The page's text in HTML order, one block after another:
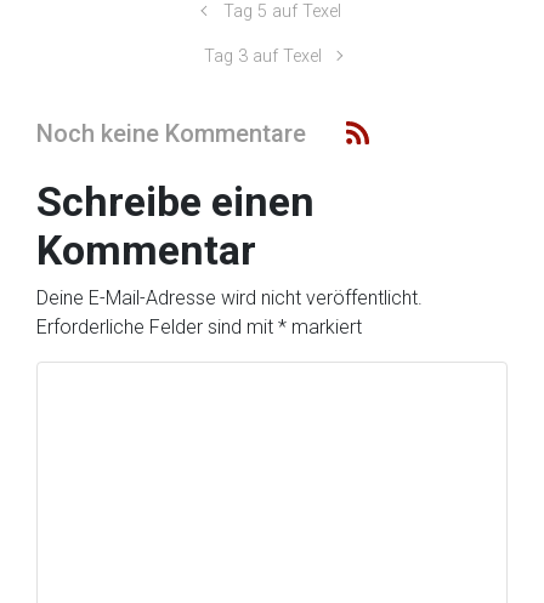
Tag 5 auf Texel
Tag 3 auf Texel
Noch keine Kommentare
Schreibe einen
Kommentar
Deine E-Mail-Adresse wird nicht veröffentlicht.
Erforderliche Felder sind mit * markiert